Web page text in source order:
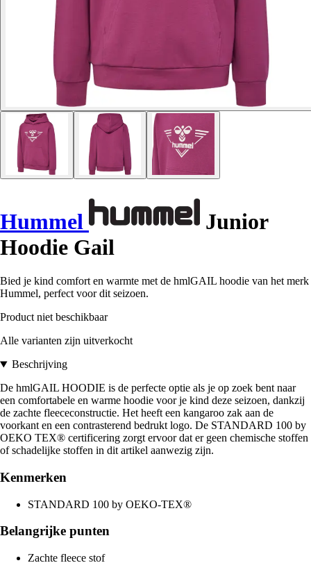
Hummel
Junior
Hoodie Gail
Bied je kind comfort en warmte met de hmlGAIL hoodie van het merk
Hummel, perfect voor dit seizoen.
Product niet beschikbaar
Alle varianten zijn uitverkocht
Beschrijving
De hmlGAIL HOODIE is de perfecte optie als je op zoek bent naar
een comfortabele en warme hoodie voor je kind deze seizoen, dankzij
de zachte fleececonstructie. Het heeft een kangaroo zak aan de
voorkant en een contrasterend bedrukt logo. De STANDARD 100 by
OEKO TEX® certificering zorgt ervoor dat er geen chemische stoffen
of schadelijke stoffen in dit artikel aanwezig zijn.
Kenmerken
STANDARD 100 by OEKO-TEX®
Belangrijke punten
Zachte fleece stof